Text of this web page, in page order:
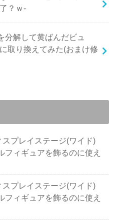
？ｗ-
分解して黄ばんだビュ
取り換えてみた(おまけ修
プレイステージ(ワイド)
フィギュアを飾るのに使え
プレイステージ(ワイド)
フィギュアを飾るのに使え